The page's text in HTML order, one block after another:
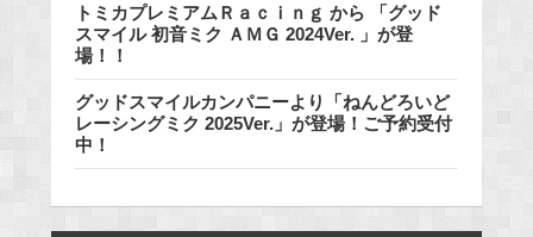
トミカプレミアムＲａｃｉｎｇ から 「グッド
スマイル 初音ミク ＡＭＧ 2024Ver. 」が登
場！！
グッドスマイルカンパニーより「ねんどろいど
レーシングミク 2025Ver.」が登場！ご予約受付
中！